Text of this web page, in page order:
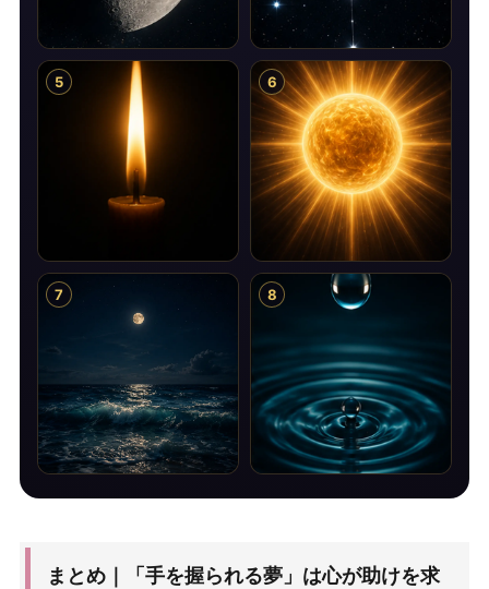
5 6
7 8
まとめ｜「手を握られる夢」は心が助けを求